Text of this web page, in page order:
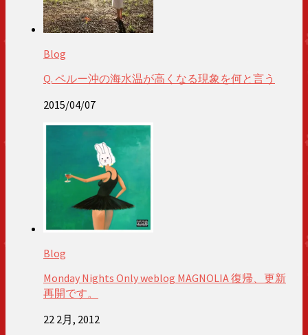
Blog
Q. ペルー沖の海水温が高くなる現象を何と言う
2015/04/07
Blog
Monday Nights Only weblog MAGNOLIA 復帰、更新
再開です。
22 2月, 2012